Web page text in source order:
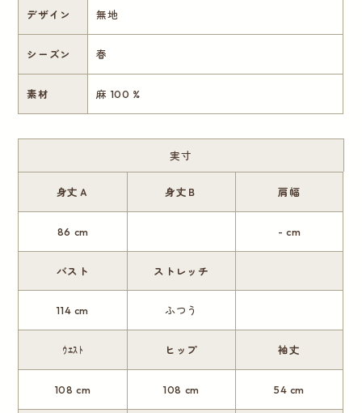
デザイン 無地
シーズン 春
素材 麻 100 %
実寸
身丈Ａ
86 cm
身丈Ｂ 肩幅
- cm
バスト
114 cm
ストレッチ
ふつう
ｳｴｽﾄ
108 cm
ヒップ
108 cm
袖丈
54 cm